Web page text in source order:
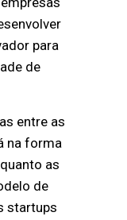
para
de
entre as
na forma
as
de
startups